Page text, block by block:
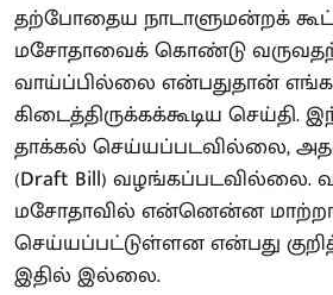
தற்போதைய நாடாளுமன்றக்
மசோதாவைக் கொண்டு
வாய்ப்பில்லை என்பதுதான்
கிடைத்திருக்கக்கூடிய செய்தி.
தாக்கல் செய்யப்படவில்லை,
(Draft Bill) வழங்கப்படவில்லை.
மசோதாவில் என்னென்ன
செய்யப்பட்டுள்ளன என்பது
இதில் இல்லை.